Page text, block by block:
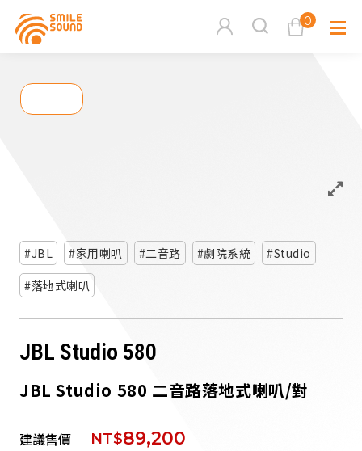
0
請選擇分類
活動專
JBL 家用喇叭 二音路 劇院系統
Studio
落地式喇叭
JBL Studio 580
JBL Studio 580 二音路落地式喇叭/對
建議售價 NT$89,200